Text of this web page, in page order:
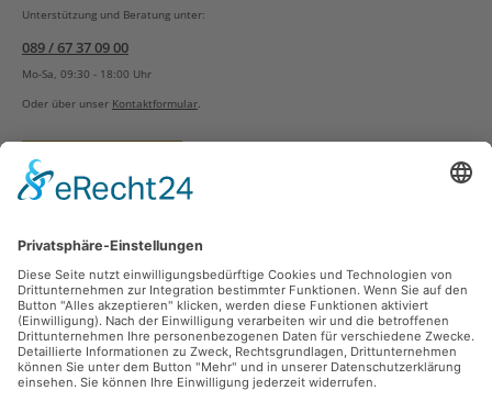
Unterstützung und Beratung unter:
089 / 67 37 09 00
Mo-Sa, 09:30 - 18:00 Uhr
Oder über unser Kontaktformular.
Vertrag widerrufen
Zahlungsarten
Sicher Einkaufen
Ladengeschäft
Newsletter